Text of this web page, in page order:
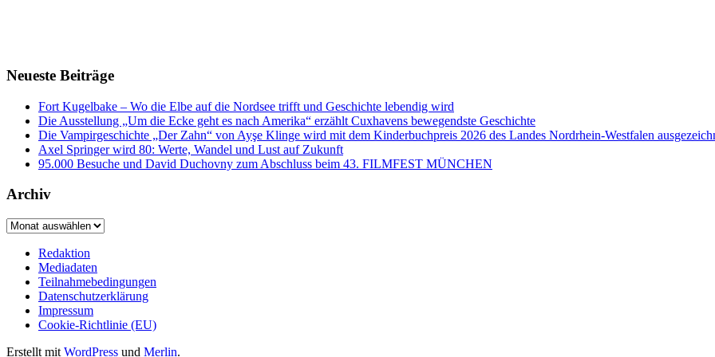
Neueste Beiträge
Fort Kugelbake – Wo die Elbe auf die Nordsee trifft und Geschichte lebendig wird
Die Ausstellung „Um die Ecke geht es nach Amerika“ erzählt Cuxhavens bewegendste Geschichte
Die Vampirgeschichte „Der Zahn“ von Ayşe Klinge wird mit dem Kinderbuchpreis 2026 des Landes Nordrhein-Westfalen
Axel Springer wird 80: Werte, Wandel und Lust auf Zukunft
95.000 Besuche und David Duchovny zum Abschluss beim 43. FILMFEST MÜNCHEN
Archiv
Archiv
Redaktion
Mediadaten
Teilnahmebedingungen
Datenschutzerklärung
Impressum
Cookie-Richtlinie (EU)
Erstellt mit WordPress und Merlin.